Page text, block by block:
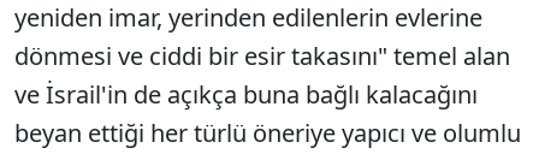
yeniden imar, yerinden edilenlerin evlerine
dönmesi ve ciddi bir esir takasını" temel alan
ve İsrail'in de açıkça buna bağlı kalacağını
beyan ettiği her türlü öneriye yapıcı ve olumlu